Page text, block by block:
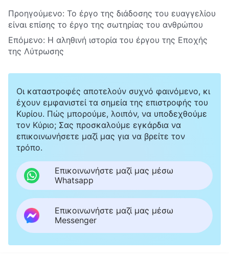
Προηγούμενο: Το έργο της διάδοσης του ευαγγελίου
είναι επίσης το έργο της σωτηρίας του ανθρώπου
Επόμενο: Η αληθινή ιστορία του έργου της Εποχής
της Λύτρωσης
Οι καταστροφές αποτελούν συχνό φαινόμενο, κι
έχουν εμφανιστεί τα σημεία της επιστροφής του
Κυρίου. Πώς μπορούμε, λοιπόν, να υποδεχθούμε
τον Κύριο; Σας προσκαλούμε εγκάρδια να
επικοινωνήσετε μαζί μας για να βρείτε τον
τρόπο.
Επικοινωνήστε μαζί μας μέσω
Whatsapp
Επικοινωνήστε μαζί μας μέσω
Messenger